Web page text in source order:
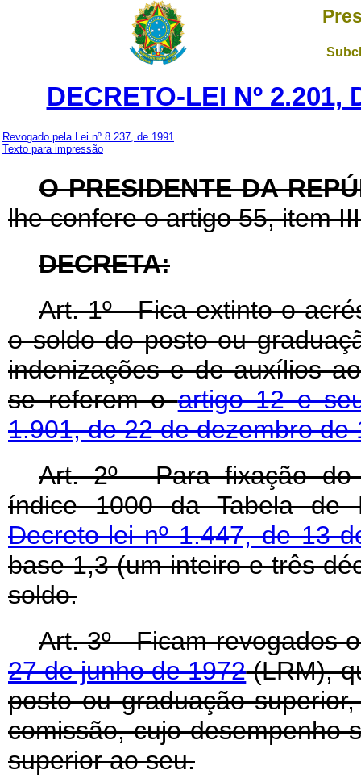
DECRETO-LEI Nº 2.201,
Revogado pela Lei nº 8.237, de 1991
Texto para impressão
O PRESIDENTE DA
lhe confere o artigo 55, item
DECRETA:
Art. 1º - Fica extinto o
o soldo do posto ou
indenizações e de auxílios
se referem oartigo 12 e
1.901, de 22 de dezembro de
Art. 2º - Para fixação do
índice 1000 da Tabela de
Decreto-lei nº 1.447, de 13
base 1,3 (um inteiro e três
soldo.
Art. 3º - Ficam revogados
27 de junho de 1972(LRM),
posto ou graduação
comissão, cujo desempenho
superior ao seu.